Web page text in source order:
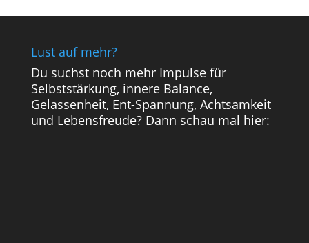
Lust auf mehr?
Du suchst noch mehr Impulse für
Selbststärkung, innere Balance,
Gelassenheit, Ent-Spannung, Achtsamkeit
und Lebensfreude? Dann schau mal hier: